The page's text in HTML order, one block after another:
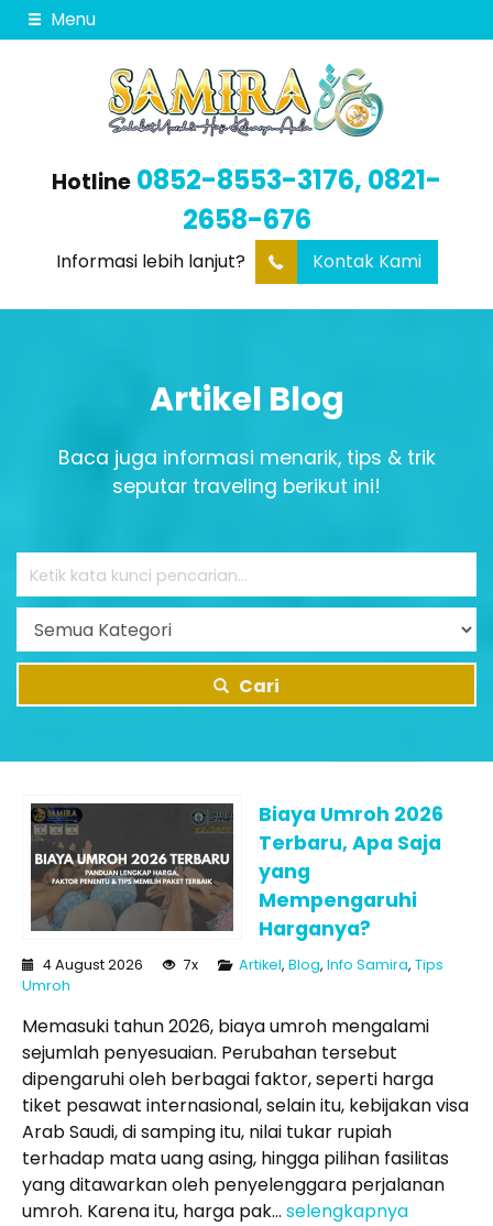
Menu
Hotline 0852-8553-3176, 0821-
2658-676
Informasi lebih lanjut? Kontak Kami
Artikel Blog
Baca juga informasi menarik, tips & trik
seputar traveling berikut ini!
Cari
Biaya Umroh 2026
Terbaru, Apa Saja
yang
Mempengaruhi
Harganya?
4 August 2026 7x Artikel, Blog, Info Samira, Tips
Umroh
Memasuki tahun 2026, biaya umroh mengalami
sejumlah penyesuaian. Perubahan tersebut
dipengaruhi oleh berbagai faktor, seperti harga
tiket pesawat internasional, selain itu, kebijakan visa
Arab Saudi, di samping itu, nilai tukar rupiah
terhadap mata uang asing, hingga pilihan fasilitas
yang ditawarkan oleh penyelenggara perjalanan
umroh. Karena itu, harga pak... selengkapnya